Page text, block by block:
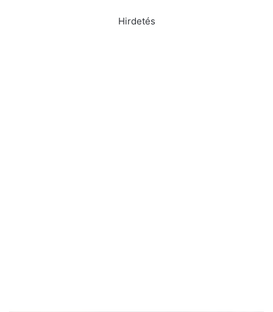
Hirdetés